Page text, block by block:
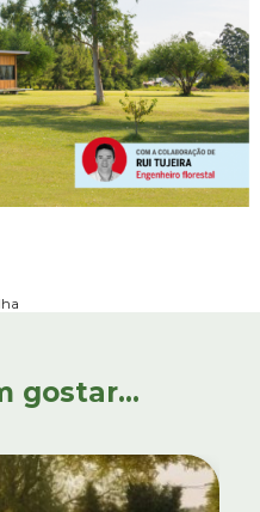
gostar...